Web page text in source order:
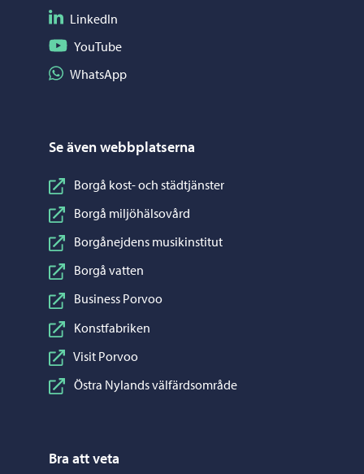
Följ på LinkedIn
LinkedIn
Följ på YouTube
YouTube
Dela på WhatsApp
WhatsApp
Se även webbplatserna
Borgå kost- och städtjänster
Borgå miljöhälsovård
Borgånejdens musikinstitut
Borgå vatten
Business Porvoo
Konstfabriken
Visit Porvoo
Östra Nylands välfärdsområde
Bra att veta